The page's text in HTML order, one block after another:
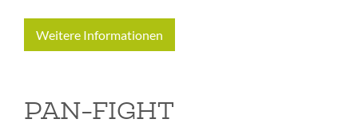
Weitere Informationen
PAN-FIGHT